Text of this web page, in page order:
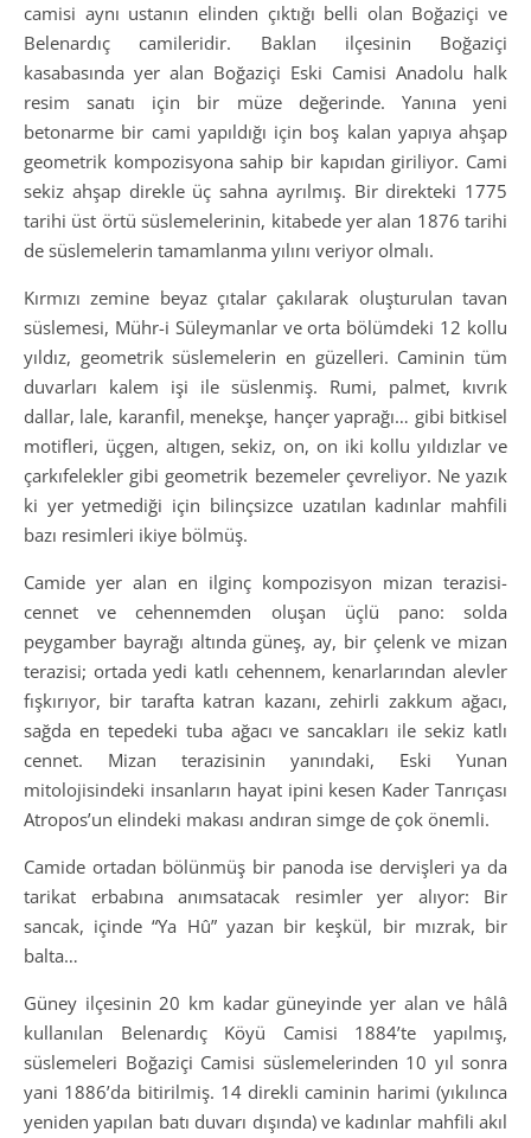
camisi aynı ustanın elinden çıktığı belli olan Boğaziçi ve
Belenardıç camileridir. Baklan ilçesinin Boğaziçi
kasabasında yer alan Boğaziçi Eski Camisi Anadolu halk
resim sanatı için bir müze değerinde. Yanına yeni
betonarme bir cami yapıldığı için boş kalan yapıya ahşap
geometrik kompozisyona sahip bir kapıdan giriliyor. Cami
sekiz ahşap direkle üç sahna ayrılmış. Bir direkteki 1775
tarihi üst örtü süslemelerinin, kitabede yer alan 1876 tarihi
de süslemelerin tamamlanma yılını veriyor olmalı.
Kırmızı zemine beyaz çıtalar çakılarak oluşturulan tavan
süslemesi, Mühr-i Süleymanlar ve orta bölümdeki 12 kollu
yıldız, geometrik süslemelerin en güzelleri. Caminin tüm
duvarları kalem işi ile süslenmiş. Rumi, palmet, kıvrık
dallar, lale, karanfil, menekşe, hançer yaprağı… gibi bitkisel
motifleri, üçgen, altıgen, sekiz, on, on iki kollu yıldızlar ve
çarkıfelekler gibi geometrik bezemeler çevreliyor. Ne yazık
ki yer yetmediği için bilinçsizce uzatılan kadınlar mahfili
bazı resimleri ikiye bölmüş.
Camide yer alan en ilginç kompozisyon mizan terazisi-
cennet ve cehennemden oluşan üçlü pano: solda
peygamber bayrağı altında güneş, ay, bir çelenk ve mizan
terazisi; ortada yedi katlı cehennem, kenarlarından alevler
fışkırıyor, bir tarafta katran kazanı, zehirli zakkum ağacı,
sağda en tepedeki tuba ağacı ve sancakları ile sekiz katlı
cennet. Mizan terazisinin yanındaki, Eski Yunan
mitolojisindeki insanların hayat ipini kesen Kader Tanrıçası
Atropos’un elindeki makası andıran simge de çok önemli.
Camide ortadan bölünmüş bir panoda ise dervişleri ya da
tarikat erbabına anımsatacak resimler yer alıyor: Bir
sancak, içinde “Ya Hû” yazan bir keşkül, bir mızrak, bir
balta…
Güney ilçesinin 20 km kadar güneyinde yer alan ve hâlâ
kullanılan Belenardıç Köyü Camisi 1884’te yapılmış,
süslemeleri Boğaziçi Camisi süslemelerinden 10 yıl sonra
yani 1886’da bitirilmiş. 14 direkli caminin harimi (yıkılınca
yeniden yapılan batı duvarı dışında) ve kadınlar mahfili akıl